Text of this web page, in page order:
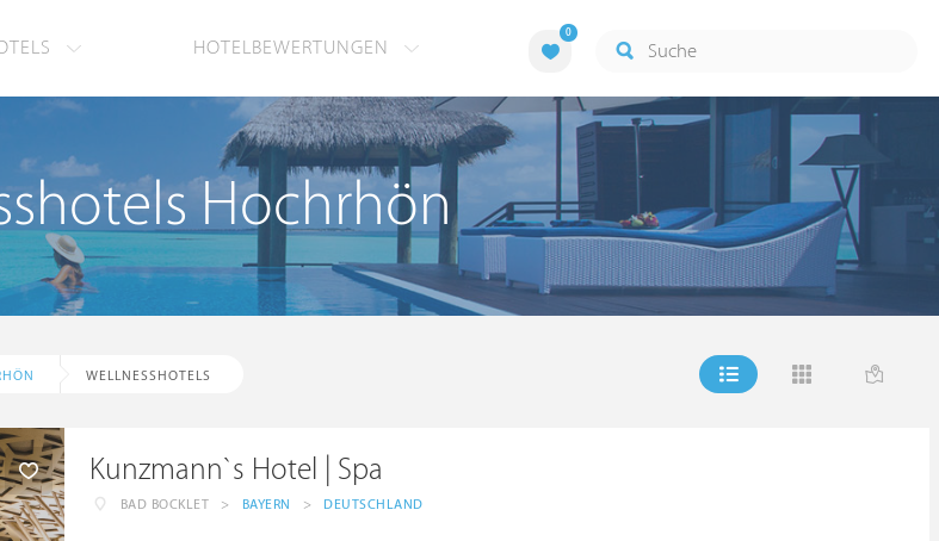
HOTELBEWERTUNGEN
0
Hochrhön
WELLNESSHOTELS
Kunzmann`s Hotel | Spa
BAD BOCKLET > BAYERN > DEUTSCHLAND